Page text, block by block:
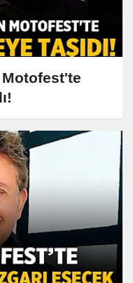
Motofest'te